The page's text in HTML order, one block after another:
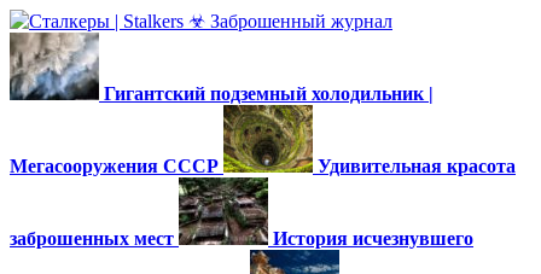
Гигантский подземный холодильник |
Мегасооружения СССР Удивительная красота
заброшенных мест История исчезнувшего